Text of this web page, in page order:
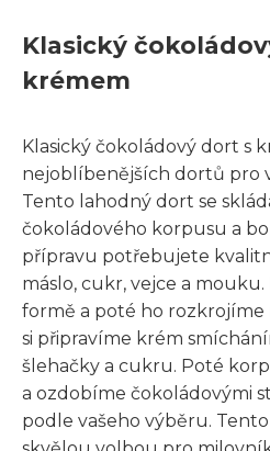
Klasický
krémem
Klasický čokoládový dort s
nejoblíbenějších dortů pro
Tento lahodný dort se
čokoládového korpusu a
přípravu potřebujete
máslo, cukr, vejce a
formě a poté ho rozkrojíme
si připravíme krém
šlehačky a cukru. Poté
a ozdobíme čokoládovými
podle vašeho výběru.